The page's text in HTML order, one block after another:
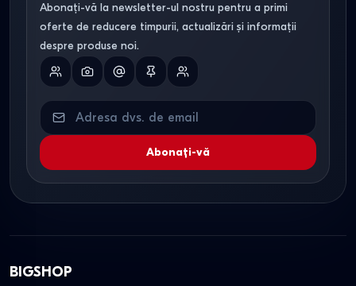
Abonați-vă la newsletter-ul nostru pentru a primi
oferte de reducere timpurii, actualizări și informații
despre produse noi.
Abonați-vă
BIGSHOP